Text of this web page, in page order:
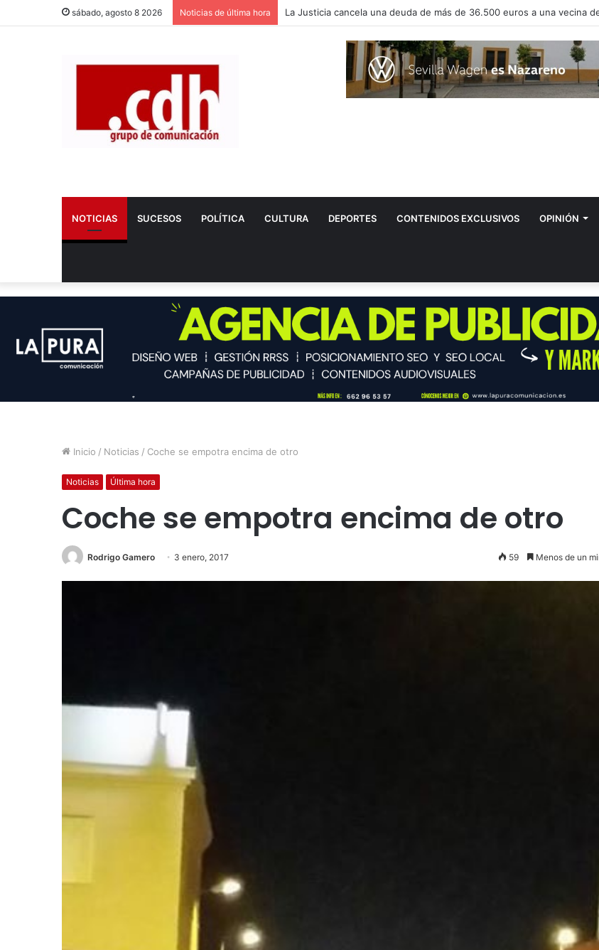
sábado, agosto 8 2026 Noticias de última hora Dos nuevos positivos por el virus del Nilo en Dos Hermanas
NOTICIAS SUCESOS POLÍTICA CULTURA DEPORTES CONTENIDOS EXCLUSIVOS OPINIÓN
Inicio / Noticias / Coche se empotra encima de otro
Noticias Última hora
Coche se empotra encima de otro
Rodrigo Gamero 3 enero, 2017 59 Menos de un